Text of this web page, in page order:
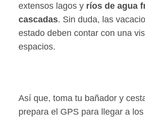
extensos lagos y ríos de agua
cascadas. Sin duda, las
estado deben contar con una
espacios.
Así que, toma tu bañador y
prepara el GPS para llegar a